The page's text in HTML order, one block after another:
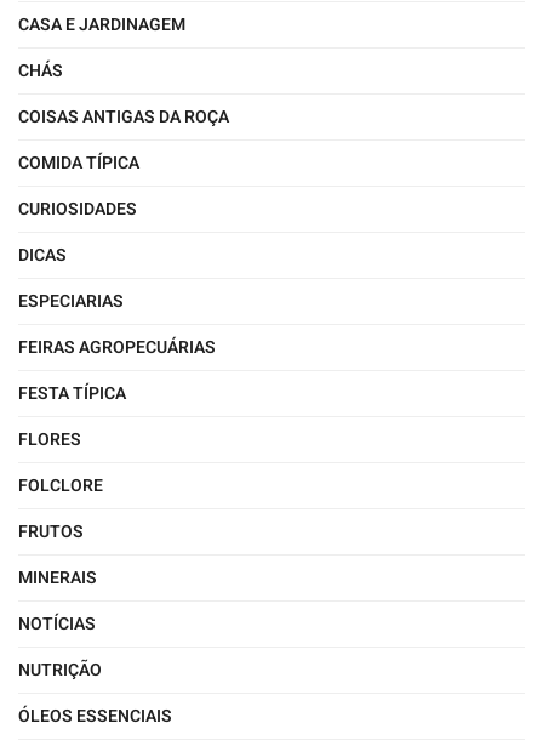
CASA E JARDINAGEM
CHÁS
COISAS ANTIGAS DA ROÇA
COMIDA TÍPICA
CURIOSIDADES
DICAS
ESPECIARIAS
FEIRAS AGROPECUÁRIAS
FESTA TÍPICA
FLORES
FOLCLORE
FRUTOS
MINERAIS
NOTÍCIAS
NUTRIÇÃO
ÓLEOS ESSENCIAIS